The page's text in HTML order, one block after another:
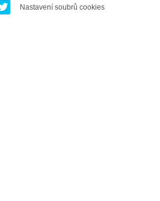
Nastavení soubrů cookies